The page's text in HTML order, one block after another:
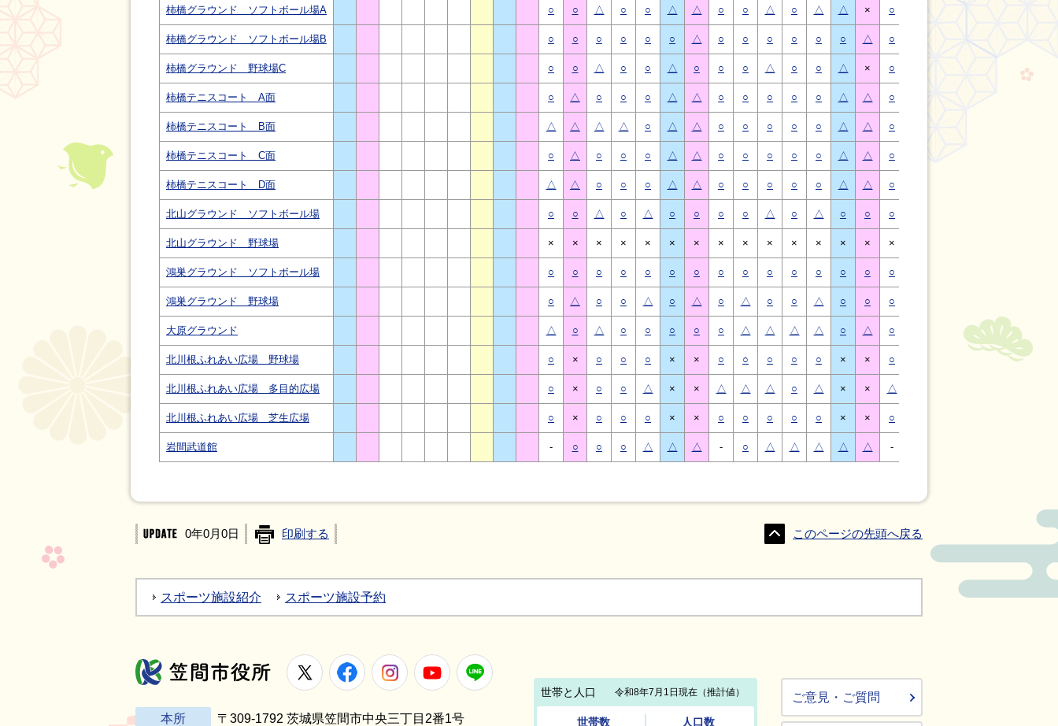
柿橋グラウンド ソフトボール場A ○ ○ △ ○ ○ △ △ ○ ○ △ ○ △ △ × ○
柿橋グラウンド ソフトボール場B ○ ○ ○ ○ ○ ○ △ ○ ○ ○ ○ ○ ○ △ ○ ○
柿橋グラウンド 野球場C ○ ○ △ ○ ○ △ ○ ○ ○ △ ○ ○ △ × ○
柿橋テニスコート A面 ○ △ ○ ○ ○ △ △ ○ ○ ○ ○ ○ △ △ ○
柿橋テニスコート B面 △ △ △ △ ○ △ △ ○ ○ ○ ○ ○ △ △ ○
柿橋テニスコート C面 ○ △ ○ ○ ○ △ △ ○ ○ ○ ○ ○ △ △ ○
柿橋テニスコート D面 △ △ ○ ○ ○ △ △ ○ ○ ○ ○ ○ △ △ ○
北山グラウンド ソフトボール場 ○ ○ △ ○ △ ○ ○ ○ ○ △ ○ △ ○ ○ ○
北山グラウンド 野球場 × × × × × × × × × × × × × × ×
鴻巣グラウンド ソフトボール場 ○ ○ ○ ○ ○ ○ ○ ○ ○ ○ ○ ○ ○ ○ ○
鴻巣グラウンド 野球場 ○ △ ○ ○ △ ○ △ ○ △ ○ ○ △ ○ ○ ○
大原グラウンド △ ○ △ ○ ○ ○ ○ ○ △ △ △ △ ○ △ ○ △ △ ○
北川根ふれあい広場 野球場 ○ × ○ ○ ○ × × ○ ○ ○ ○ ○ × × ○ ×
北川根ふれあい広場 多目的広場 ○ × ○ ○ △ × × △ △ △ ○ △ × × △
北川根ふれあい広場 芝生広場 ○ × ○ ○ ○ × × ○ ○ ○ ○ ○ × × ○
岩間武道館 - ○ ○ ○ △ △ △ - ○ △ △ △ △ △ -
0年0月0日 印刷する このページの先頭へ戻る
スポーツ施設紹介 スポーツ施設予約
笠間市役所
X FacebookInstagramYoutube
本所 〒309-1792 茨城県笠間市中央三丁目2番1号
ご意見・ご質問